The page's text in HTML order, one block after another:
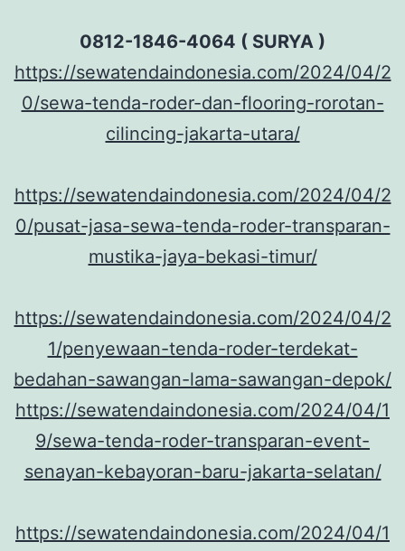
0812-1846-4064 ( SURYA )
https://sewatendaindonesia.com/2024/04/2
0/sewa-tenda-roder-dan-flooring-rorotan-
cilincing-jakarta-utara/
https://sewatendaindonesia.com/2024/04/2
0/pusat-jasa-sewa-tenda-roder-transparan-
mustika-jaya-bekasi-timur/
https://sewatendaindonesia.com/2024/04/2
1/penyewaan-tenda-roder-terdekat-
bedahan-sawangan-lama-sawangan-depok/
https://sewatendaindonesia.com/2024/04/1
9/sewa-tenda-roder-transparan-event-
senayan-kebayoran-baru-jakarta-selatan/
https://sewatendaindonesia.com/2024/04/1